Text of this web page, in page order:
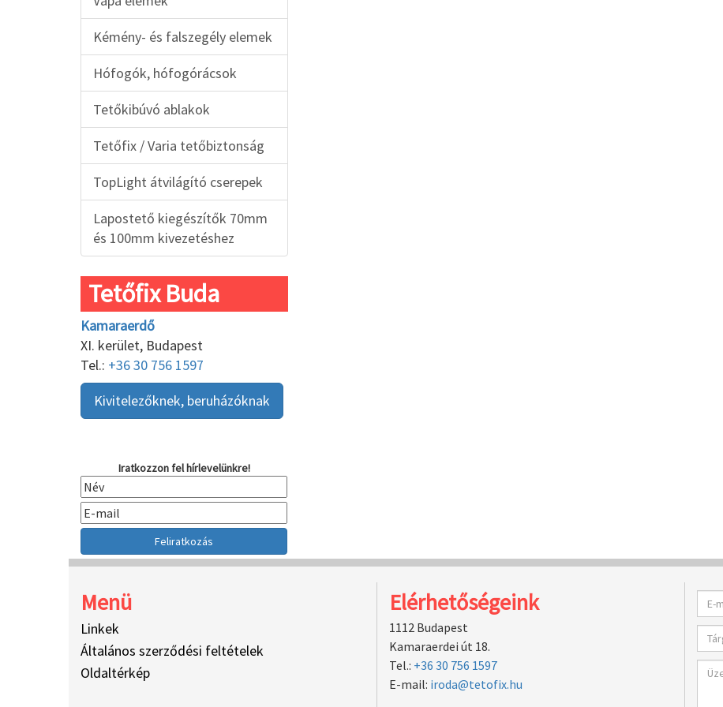
Kémény- és falszegély elemek
Hófogók, hófogórácsok
Tetőkibúvó ablakok
Tetőfix / Varia tetőbiztonság
TopLight átvilágító cserepek
Lapostető kiegészítők 70mm
és 100mm kivezetéshez
Tetőfix Buda
Kamaraerdő
XI. kerület, Budapest
Tel.: +36 30 756 1597
Kivitelezőknek, beruházóknak
Iratkozzon fel hírlevelünkre!
Menü
Linkek
Általános szerződési feltételek
Oldaltérkép
Elérhetőségeink
1112 Budapest
Kamaraerdei út 18.
Tel.: +36 30 756 1597
E-mail: iroda@tetofix.hu